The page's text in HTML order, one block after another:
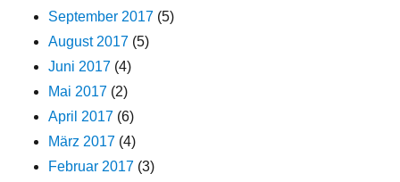
September 2017 (5)
August 2017 (5)
Juni 2017 (4)
Mai 2017 (2)
April 2017 (6)
März 2017 (4)
Februar 2017 (3)